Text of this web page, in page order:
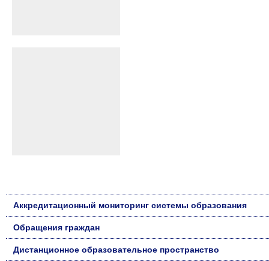
Аккредитационный мониторинг системы образования
Обращения граждан
Дистанционное образовательное пространство